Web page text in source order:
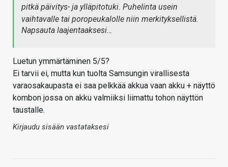
pitkä päivitys- ja ylläpitotuki. Puhelinta usein
vaihtavalle tai poropeukalolle niin merkityksellistä.
Napsauta laajentaaksesi…
Luetun ymmärtäminen 5/5?
Ei tarvii ei, mutta kun tuolta Samsungin virallisesta
varaosakaupasta ei saa pelkkää akkua vaan akku + näyttö
kombon jossa on akku valmiiksi liimattu tohon näyttön
taustalle.
Kirjaudu sisään vastataksesi